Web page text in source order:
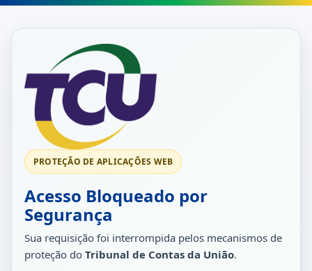
PROTEÇÃO DE APLICAÇÕES WEB
Acesso Bloqueado por
Segurança
Sua requisição foi interrompida pelos mecanismos de
proteção do Tribunal de Contas da União.